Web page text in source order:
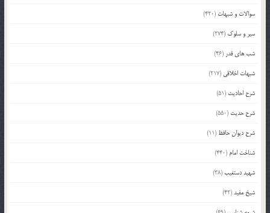
سوالات و شبهات (420)
سیر و سلوک (274)
شب های قدر (46)
شبهات اخلاقی (217)
شرح احادیث (51)
شرح حدیث (550)
شرح دیوان حافظ (11)
شناخت امام (440)
شهید دستغیب(38)
شیخ مفید(42)